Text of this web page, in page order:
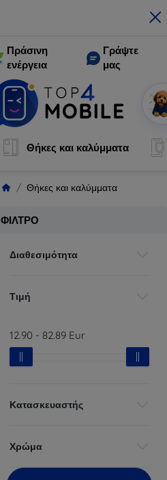
×
Πράσινη
ενέργεια
Γράψτε
μας
Θήκες και καλύμματα
Θήκες και καλύμματα
ΦΊΛΤΡΟ
Διαθεσιμότητα
Τιμή
12.90 - 82.89 Eur
Κατασκευαστής
Χρώμα